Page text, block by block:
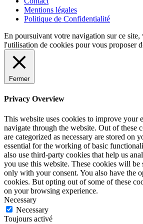
Mentions légales
Politique de Confidentialité
En poursuivant votre navigation sur ce site,
l'utilisation de cookies pour vous proposer
Fermer
Privacy Overview
This website uses cookies to improve your
navigate through the website. Out of these
are categorized as necessary are stored on
essential for the working of basic
also use third-party cookies that help us
you use this website. These cookies will
only with your consent. You also have the
cookies. But opting out of some of these
on your browsing experience.
Necessary
Necessary
Toujours activé